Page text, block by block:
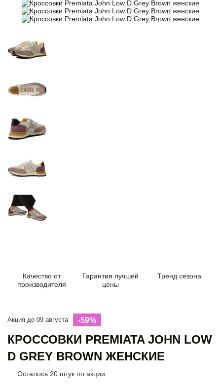
Качество от
производителя
Гарантия лучшей
цены
Тренд сезона
Акция до 09 августа -59%
КРОССОВКИ PREMIATA JOHN LOW
D GREY BROWN ЖЕНСКИЕ
Осталось 20 штук по акции